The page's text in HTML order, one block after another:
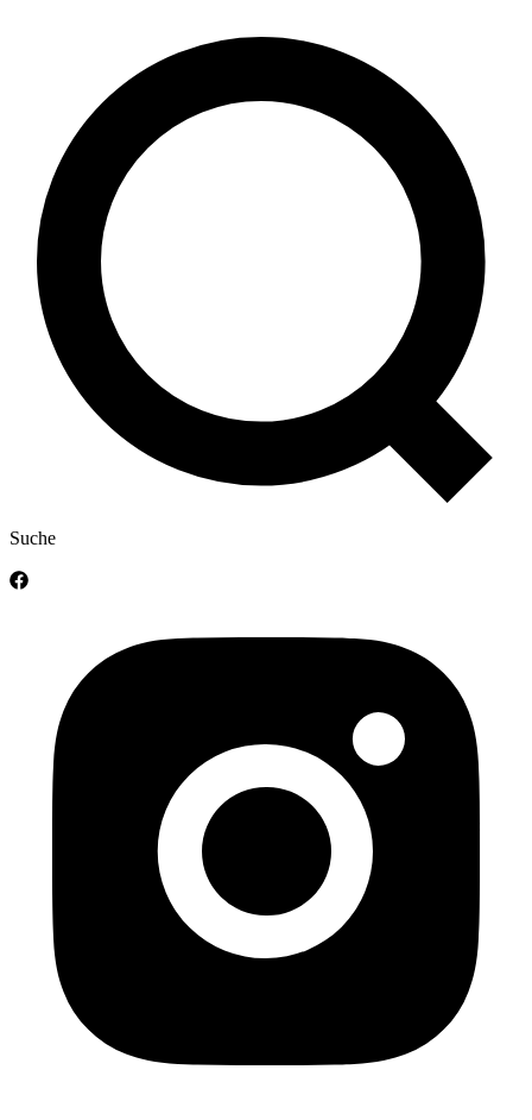
Suche